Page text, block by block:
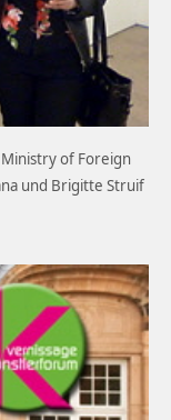
of Foreign
und Brigitte Struif